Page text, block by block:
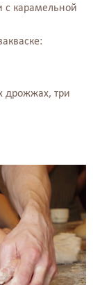
с карамельной
дрожжах, три